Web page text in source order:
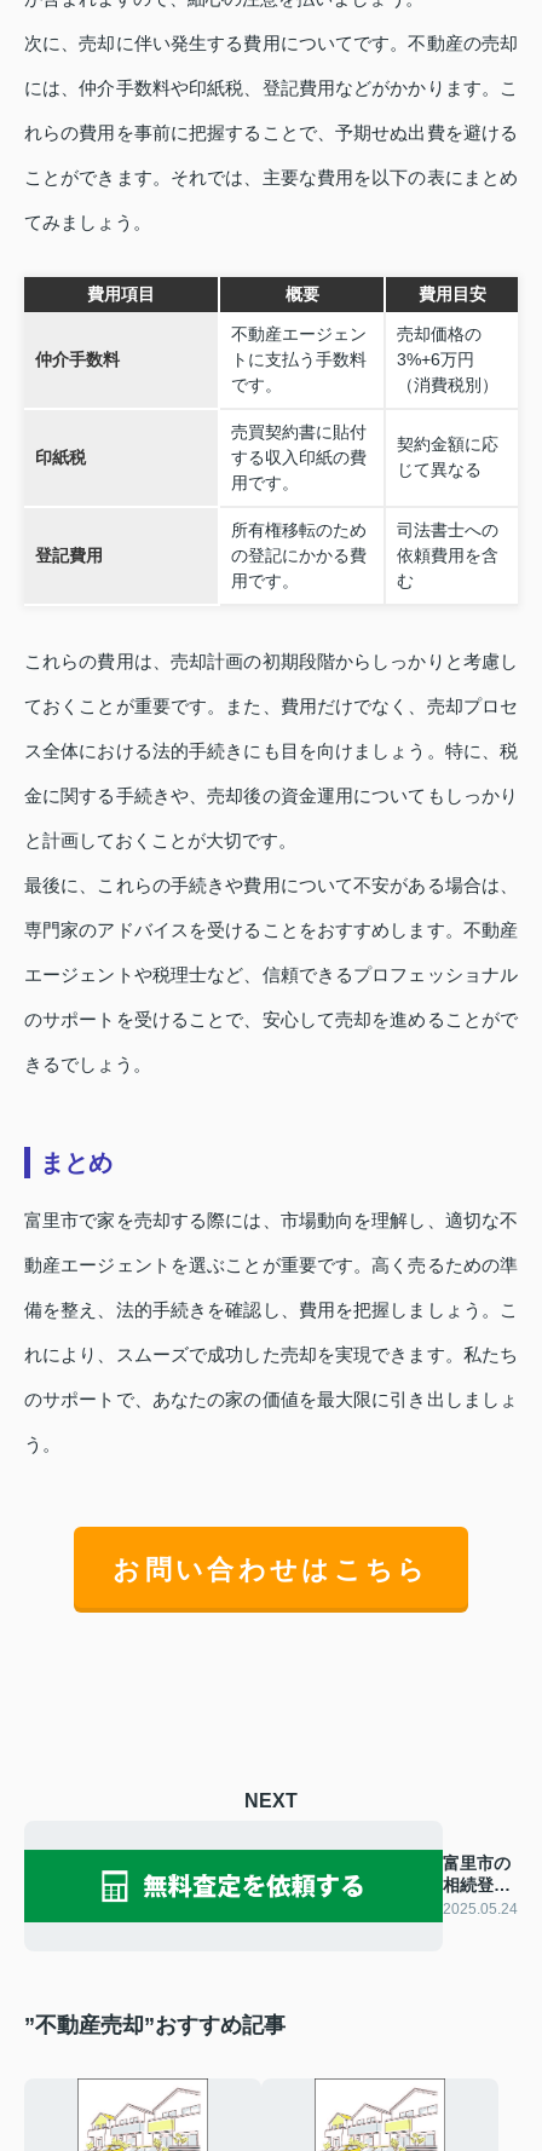
次に、売却に伴い発生する費用についてです。不動産の売却
には、仲介手数料や印紙税、登記費用などがかかります。こ
れらの費用を事前に把握することで、予期せぬ出費を避ける
ことができます。それでは、主要な費用を以下の表にまとめ
てみましょう。
費用項目 概要 費用目安
仲介手数料
不動産エージェン
トに支払う手数料
です。
売却価格の
3%+6万円
（消費税別）
印紙税
売買契約書に貼付
する収入印紙の費
用です。
契約金額に応
じて異なる
登記費用
所有権移転のため
の登記にかかる費
用です。
司法書士への
依頼費用を含
む
これらの費用は、売却計画の初期段階からしっかりと考慮し
ておくことが重要です。また、費用だけでなく、売却プロセ
ス全体における法的手続きにも目を向けましょう。特に、税
金に関する手続きや、売却後の資金運用についてもしっかり
と計画しておくことが大切です。
最後に、これらの手続きや費用について不安がある場合は、
専門家のアドバイスを受けることをおすすめします。不動産
エージェントや税理士など、信頼できるプロフェッショナル
のサポートを受けることで、安心して売却を進めることがで
きるでしょう。
まとめ
富里市で家を売却する際には、市場動向を理解し、適切な不
動産エージェントを選ぶことが重要です。高く売るための準
備を整え、法的手続きを確認し、費用を把握しましょう。こ
れにより、スムーズで成功した売却を実現できます。私たち
のサポートで、あなたの家の価値を最大限に引き出しましょ
う。
お問い合わせはこちら
NEXT
富里市の
相続登記
は義務化
2025.05.24
”不動産売却”おすすめ記事